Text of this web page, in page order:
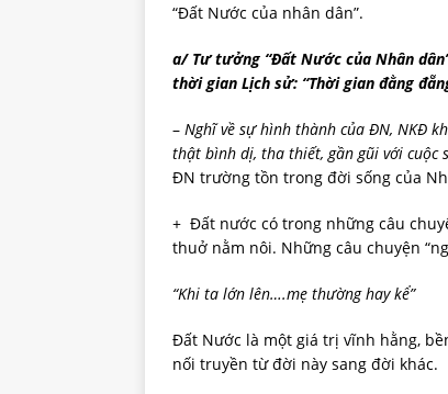
“Đất Nước của nhân dân”.
a/ Tư tưởng “Đất Nước của Nhân
thời gian Lịch sử: “Thời gian đằng
– Nghĩ về sự hình thành của ĐN, NKĐ
thật bình dị, tha thiết, gần gũi với cuộc
ĐN trường tồn trong đời sống của
+ Đất nước có trong những câu
thuở nằm nôi. Những câu chuyện
“Khi ta lớn lên….mẹ thường hay kể”
Đất Nước là một giá trị vĩnh hằng,
nối truyền từ đời này sang đời khác.